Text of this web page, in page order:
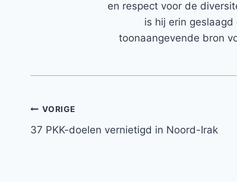
en respect voor de
is hij erin
toonaangevende bron
Bericht
navigatie
VORIGE
37 PKK-doelen vernietigd in Noord-Irak